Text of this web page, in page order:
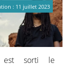
: 11 juillet 2023
sorti le